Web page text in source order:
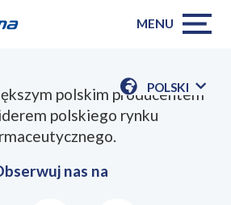
MENU
POLSKI
POKAŻ
polskim producentem
polskiego rynku
nas na